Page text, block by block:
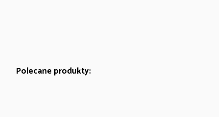
Polecane produkty: